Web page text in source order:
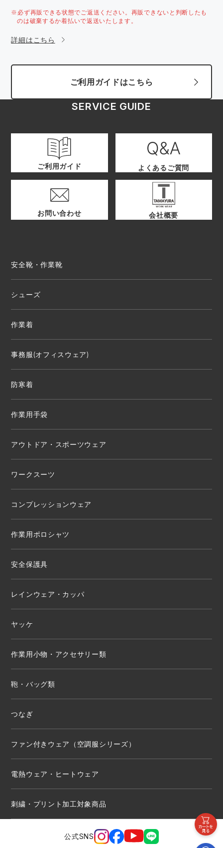
※必ず再販できる状態でご返送ください。再販できないと判断したも
のは破棄するか着払いで返送いたします。
詳細はこちら
ご利用ガイドはこちら
SERVICE GUIDE
ご利用ガイド よくあるご質問
お問い合わせ 会社概要
安全靴・作業靴
シューズ
作業着
事務服(オフィスウェア)
防寒着
作業用手袋
アウトドア・スポーツウェア
ワークスーツ
コンプレッションウェア
作業用ポロシャツ
安全保護具
レインウェア・カッパ
ヤッケ
作業用小物・アクセサリー類
鞄・バッグ類
つなぎ
ファン付きウェア（空調服シリーズ）
電熱ウェア・ヒートウェア
刺繍・プリント加工対象商品
公式SNS